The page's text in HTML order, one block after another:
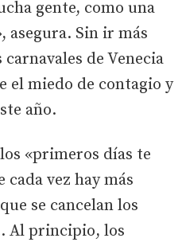
gente, como una
asegura. Sin ir más
de Venecia
el miedo de contagio y
año.
«primeros días te
cada vez hay más
se cancelan los
Al principio, los